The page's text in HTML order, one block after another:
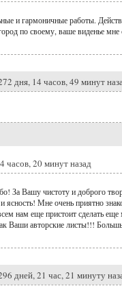
и гармоничные работы.
по своему, ваше виденье мне
дня, 14 часов, 49 минут
часов, 20 минут назад
За Вашу чистоту и доброго
ясность! Мне очень приятно
нам еще пристоит сделать еще
Ваши авторские листы!!!
дней, 21 час, 21 минуту